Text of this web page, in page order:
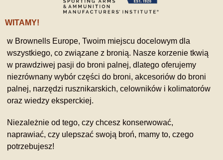
WITAMY!
w Brownells Europe, Twoim miejscu docelowym dla
wszystkiego, co związane z bronią. Nasze korzenie tkwią
w prawdziwej pasji do broni palnej, dlatego oferujemy
niezrównany wybór części do broni, akcesoriów do broni
palnej, narzędzi rusznikarskich, celowników i kolimatorów
oraz wiedzy eksperckiej.
Niezależnie od tego, czy chcesz konserwować,
naprawiać, czy ulepszać swoją broń, mamy to, czego
potrzebujesz!